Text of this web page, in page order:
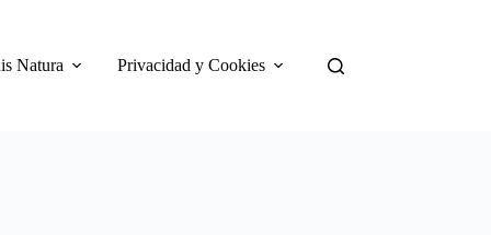
Natura Privacidad y Cookies